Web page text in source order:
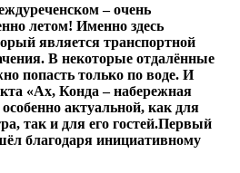
– очень
летом! Именно здесь
является транспортной
В некоторые отдалённые
попасть только по воде. И
«Ах, Конда – набережная
актуальной, как для
так и для его гостей.Первый
благодаря инициативному